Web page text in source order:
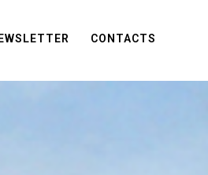
CONTACTS